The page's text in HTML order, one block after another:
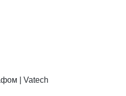
| Vatech